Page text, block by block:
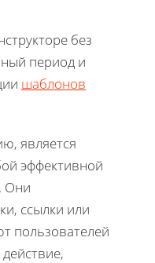
без
период и
шаблонов
является
эффективной
Они
ссылки или
пользователей